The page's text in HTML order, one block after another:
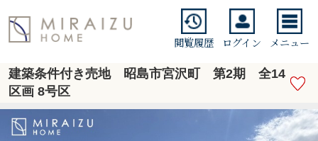
閲覧履歴 ログイン メニュー
建築条件付き売地 昭島市宮沢町 第2期 全14
区画 8号区